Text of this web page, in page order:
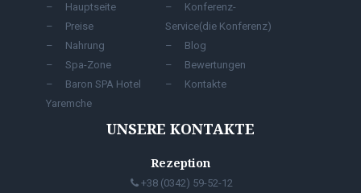
Hauptseite
Preise
Nahrung
Spa-Zone
Baron SPA Hotel
Yaremche
Konferenz-
Service(die Konferenz)
Blog
Bewertungen
Kontakte
UNSERE KONTAKTE
Rezeption
+38 (0342) 59-52-12